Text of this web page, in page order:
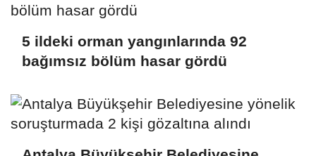
5 ildeki orman yangınlarında 92
bağımsız bölüm hasar gördü